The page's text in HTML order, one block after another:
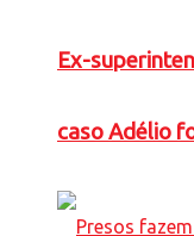
Ex-
caso Adélio